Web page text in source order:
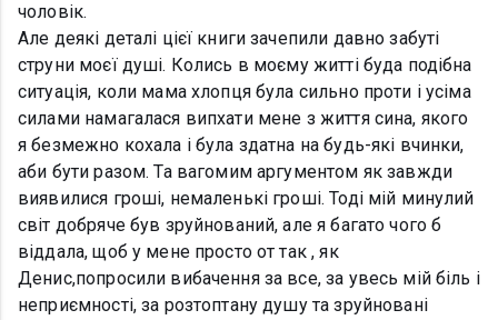
чоловік.
Але деякі деталі цієї книги зачепили давно забуті
струни моєї душі. Колись в моєму житті буда подібна
ситуація, коли мама хлопця була сильно проти і усіма
силами намагалася випхати мене з життя сина, якого
я безмежно кохала і була здатна на будь-які вчинки,
аби бути разом. Та вагомим аргументом як завжди
виявилися гроші, немаленькі гроші. Тоді мій минулий
світ добряче був зруйнований, але я багато чого б
віддала, щоб у мене просто от так , як
Денис,попросили вибачення за все, за увесь мій біль і
неприємності, за розтоптану душу та зруйновані